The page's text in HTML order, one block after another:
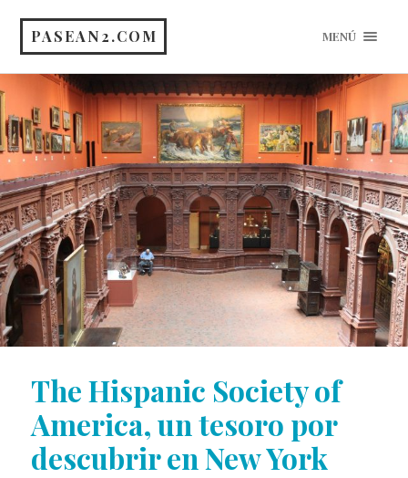
PASEAN2.COM MENÚ
The Hispanic Society of
America, un tesoro por
descubrir en New York